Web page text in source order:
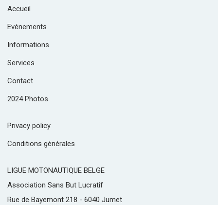
Accueil
Evénements
Informations
Services
Contact
2024 Photos
Privacy policy
Conditions générales
LIGUE MOTONAUTIQUE BELGE
Association Sans But Lucratif
Rue de Bayemont 218 - 6040 Jumet